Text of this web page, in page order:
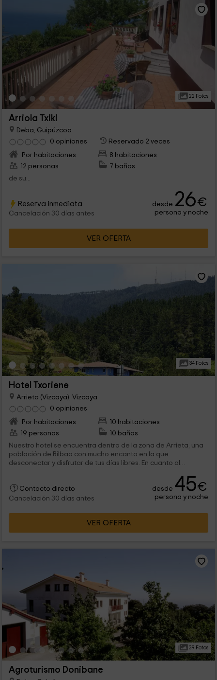
22 Fotos
Arriola Txiki
Deba, Guipúzcoa
0 opiniones
Reservado 2 veces
Por habitaciones
8 habitaciones
12 personas
7 baños
de su...
Reserva inmediata
Cancelación 30 días antes
desde 26€
persona y noche
VER OFERTA
34 Fotos
Hotel Txoriene
Arrieta (Vizcaya), Vizcaya
0 opiniones
Por habitaciones
10 habitaciones
19 personas
10 baños
Nuestro hotel se encuentra dentro de la zona de Arrieta, una
población de Bilbao con mucho encanto en la que
desconectar y disfrutar de tus días libres. En cuanto al
vas a poder disfrutar de las mejores comodidades, además de
espacios comunes.
Contacto directo
Cancelación 30 días antes
desde 45€
persona y noche
VER OFERTA
39 Fotos
Agroturismo Donibane